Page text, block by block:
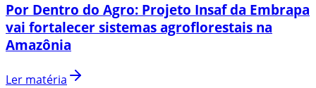
Por Dentro do Agro: Projeto Insaf da Embrapa
vai fortalecer sistemas agroflorestais na
Amazônia
Ler matéria